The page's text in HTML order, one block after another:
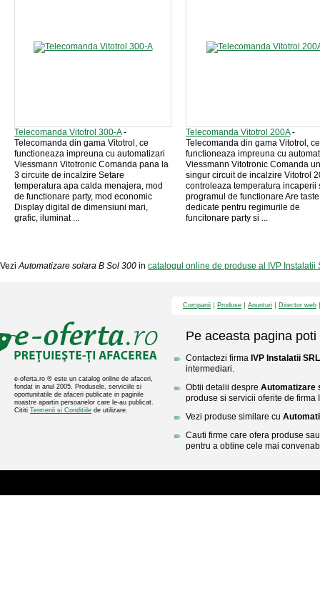
Telecomanda Vitotrol 300-A-
Telecomanda din gama Vitotrol, ce
functioneaza impreuna cu automatizari
Viessmann Vitotronic Comanda pana la
3 circuite de incalzire Setare
temperatura apa calda menajera, mod
de functionare party, mod economic
Display digital de dimensiuni mari,
grafic, iluminat ...
Telecomanda Vitotrol 200A-
Telecomanda din gama Vitotrol, ce
functioneaza impreuna cu
Viessmann Vitotronic Comanda un
singur circuit de incalzire Vitotrol
controleaza temperatura incaperii
programul de functionare Are taste
dedicate pentru regimurile de
funcitonare party si ...
VeziAutomatizare solara B Sol 300 in catalogul online de produse al IVP Instalatii
e-oferta.ro ® este un catalog online de afaceri,
fondat in anul 2005. Produsele, serviciile si
oportunitatile de afaceri publicate in paginile
noastre apartin persoanelor care le-au publicat.
Cititi Termenii si Conditiile de utilizare.
Companii Produse Anunturi Director web
Pe aceasta pagina poti
Contactezi firma IVP Instalatii SRL
intermediari.
Obtii detalii despre Automatizare
produse si servicii oferite de firma
Vezi produse similare cu
Cauti firme care ofera produse
pentru a obtine cele mai